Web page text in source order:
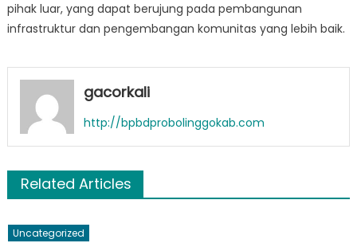
pihak luar, yang dapat berujung pada pembangunan
infrastruktur dan pengembangan komunitas yang lebih baik.
gacorkali
http://bpbdprobolinggokab.com
Related Articles
Uncategorized